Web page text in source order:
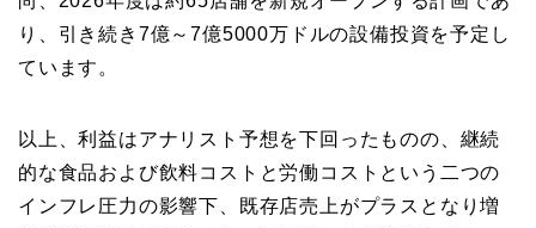
り、引き続き7億～7億5000万ドルの設備投資を予定し
ています。
以上、利益はアナリスト予想を下回ったものの、継続
的な食品および飲料コストと労働コストという二つの
インフレ圧力の影響下、既存店売上がプラスとなり増